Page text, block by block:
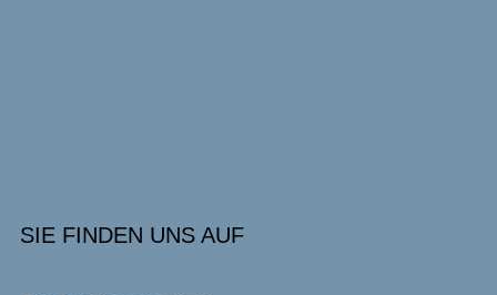
SIE FINDEN UNS AUF